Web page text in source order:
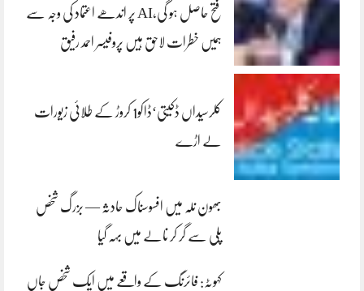
فتح حاصل ہو گی،AI پر اندھے اعتماد کی وجہ سے
ہمیں خطرات لاحق ہیں پروفیسر احمد رفیق
کلرسیداں ڈکیتی‘ڈاکو1 کروڑ کے طلائی زیورات
لے اڑے
بھون نلہ میں افسوسناک حادثہ — بزرگ شخص
پلی سے گر کر نالے میں بہہ گیا
کہوٹہ: فائرنگ کے واقعے میں ایک شخص جاں